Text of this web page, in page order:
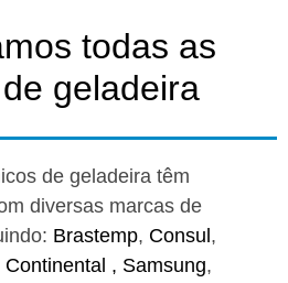
todas as
geladeira
de geladeira têm
diversas marcas de
Brastemp, Consul ,
Continental , Samsung,